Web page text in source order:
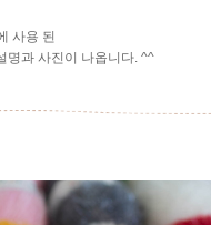
사용 된
명과 사진이 나옵니다. ^^